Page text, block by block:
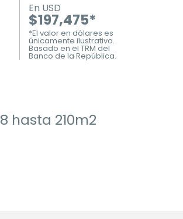
En USD
$197,475*
*El valor en dólares es
únicamente ilustrativo.
Basado en el TRM del
Banco de la República.
hasta 210m2